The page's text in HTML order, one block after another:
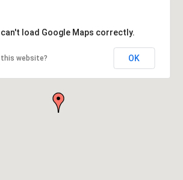
can't load Google Maps correctly.
this website? OK